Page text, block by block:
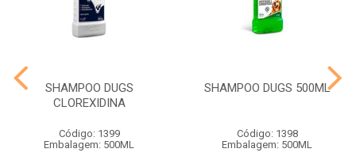
SHAMPOO DUGS
CLOREXIDINA
Código: 1399
Embalagem: 500ML
SHAMPOO DUGS 500ML
Código: 1398
Embalagem: 500ML